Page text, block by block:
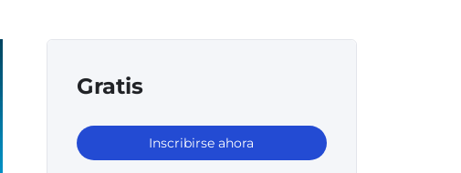
Gratis
Inscribirse ahora